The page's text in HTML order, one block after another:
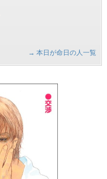
→ 本日が命日の人一覧